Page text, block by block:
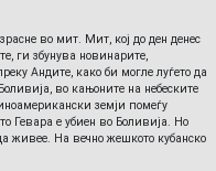
во мит. Мит, кој до ден денес
ги збунува новинарите,
Андите, како би могле луѓето да
во кањоните на небеските
земји помеѓу
Гевара е убиен во Боливија. Но
живее. На вечно жешкото кубанско